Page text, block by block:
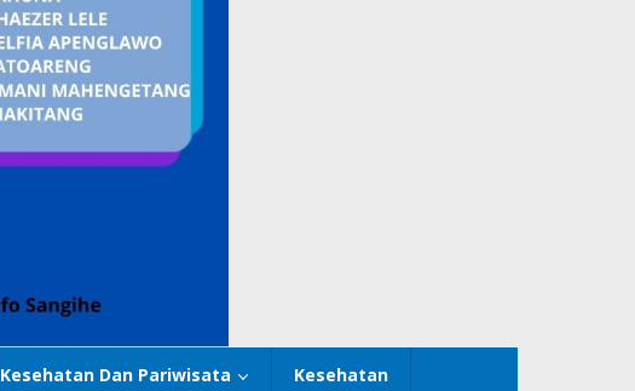
Kesehatan Dan Pariwisata Kesehatan